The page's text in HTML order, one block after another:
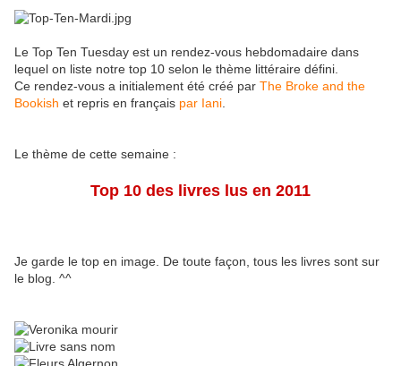
Le Top Ten Tuesday est un rendez-vous hebdomadaire dans
lequel on liste notre top 10 selon le thème littéraire défini.
Ce rendez-vous a initialement été créé par The Broke and the
Bookish et repris en français par Iani
Le thème de cette semaine :
Top 10 des livres lus en 2011
Je garde le top en image. De toute façon, tous les livres sont sur
le blog. ^^